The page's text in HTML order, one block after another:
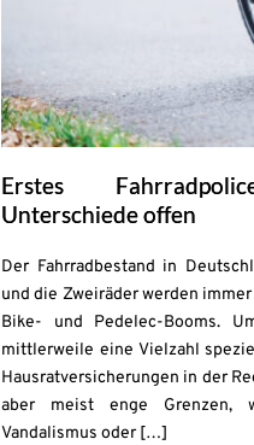
Erstes
Unterschiede offen
Der Fahrradbestand in
und die Zweiräder werden
Bike- und Pedelec-Booms.
mittlerweile eine Vielzahl
Hausratversicherungen in der
aber meist enge Grenzen,
Vandalismus oder […]